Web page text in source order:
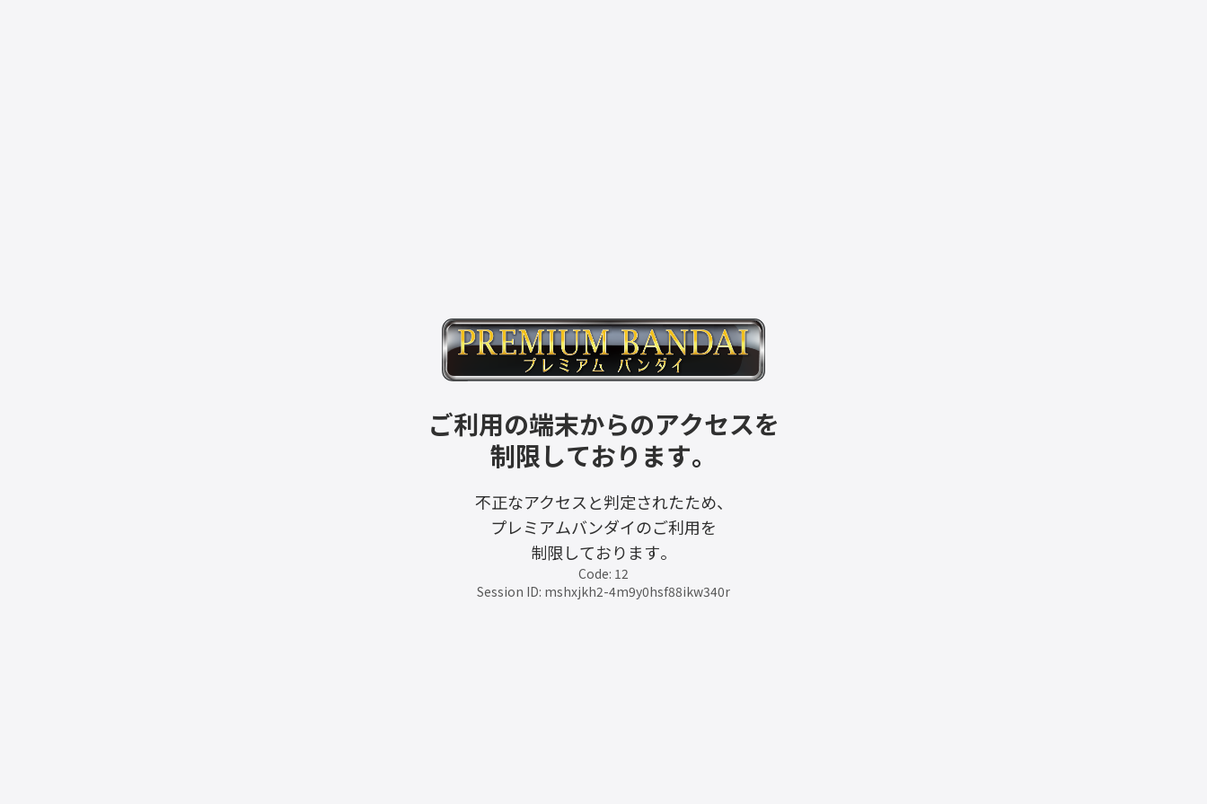
ご利用の端末からのアクセスを
制限しております。
不正なアクセスと判定されたため、
プレミアムバンダイのご利用を
制限しております。
Code: 12
Session ID: mshxjkh2-4m9y0hsf88ikw340r